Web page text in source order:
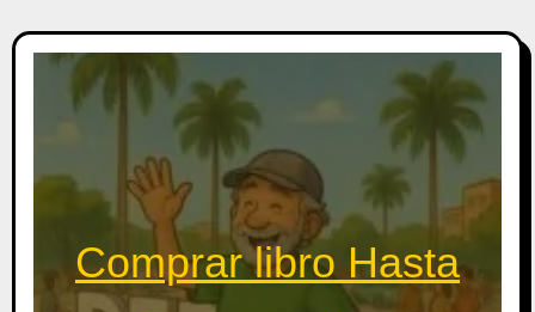
Comprar libro Hasta